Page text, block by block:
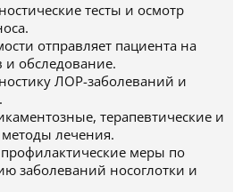
тесты и осмотр
отправляет пациента на
и обследование.
ЛОР-заболеваний и
терапевтические и
лечения.
профилактические меры по
заболеваний носоглотки и